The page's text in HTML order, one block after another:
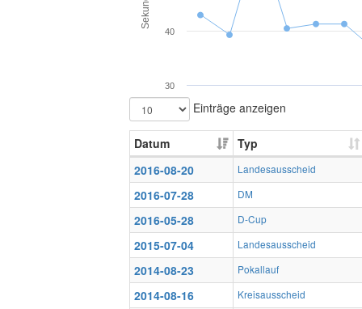
30
40
Einträge anzeigen
Datum
Typ
2016-08-20
Landesausscheid
2016-07-28 DM
2016-05-28 D-Cup
2015-07-04 Landesausscheid
2014-08-23 Pokallauf
2014-08-16 Kreisausscheid